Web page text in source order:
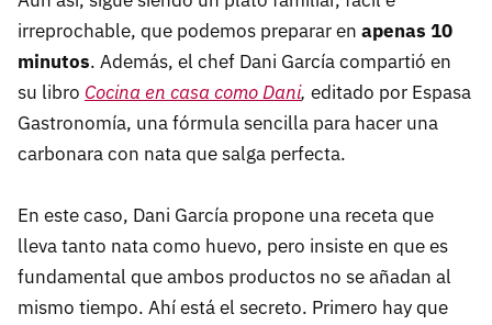
irreprochable, que podemos preparar en apenas 10
minutos. Además, el chef Dani García compartió en
su libro Cocina en casa como Dani, editado por Espasa
Gastronomía, una fórmula sencilla para hacer una
carbonara con nata que salga perfecta.
En este caso, Dani García propone una receta que
lleva tanto nata como huevo, pero insiste en que es
fundamental que ambos productos no se añadan al
mismo tiempo. Ahí está el secreto. Primero hay que